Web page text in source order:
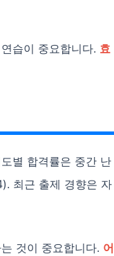
습이 중요합니다. 효
별 합격률은 중간 난
최근 출제 경향은 자
것이 중요합니다. 어